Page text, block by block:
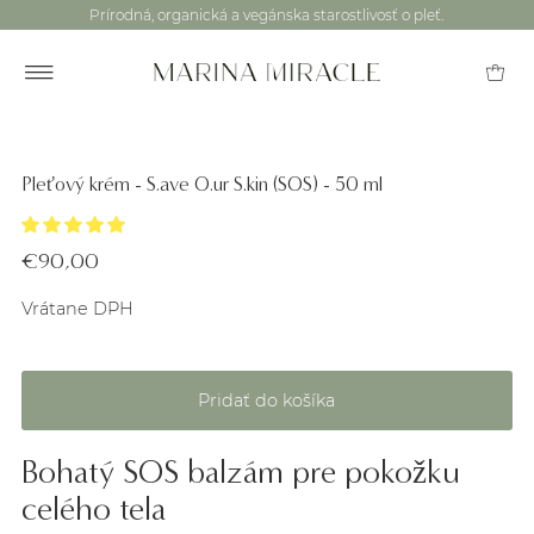
Prírodná, organická a vegánska starostlivosť o pleť.
Pleťový krém - S.ave O.ur S.kin (SOS) - 50 ml
€90,00
Vrátane DPH
Bohatý SOS balzám pre pokožku
celého tela